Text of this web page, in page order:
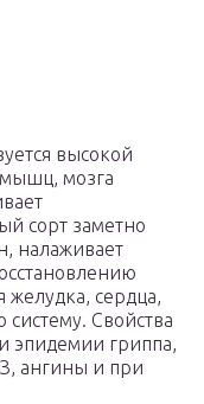
высокой
мышц, мозга
сорт заметно
налаживает
желудка, сердца,
Свойства
эпидемии гриппа,
ангины и при